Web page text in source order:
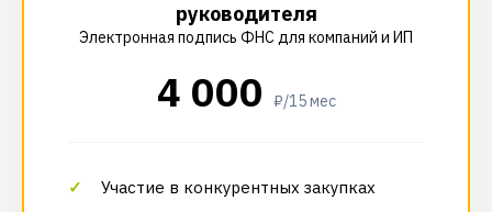
руководителя
Электронная подпись ФНС для компаний и ИП
4 000 ₽/15 мес
Участие в конкурентных закупках